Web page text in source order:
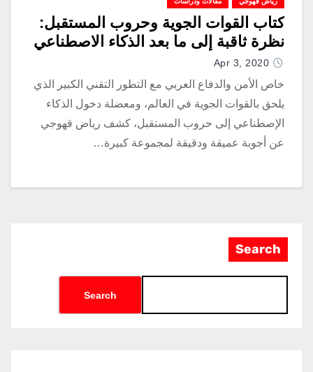
كتاب القوات الجوية وحروب المستقبل:
نظرة ثاقبة إلى ما بعد الذكاء الاصطناعي
Apr 3, 2020
خاص الأمن والدفاع العربي مع التطور التقني الكبير الذي
يلحق بالقوات الجوية في العالم، ومعضلة دخول الذكاء
الإصطناعي إلى حروب المستقبل، كشف رياض قهوجي
عن أجوبة عميقة ودقيقة لمجموعة كبيرة…
Search
Search